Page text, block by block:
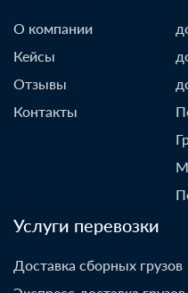
О компании
Кейсы
Отзывы
Контакты
Услуги перевозки
Доставка сборных грузов